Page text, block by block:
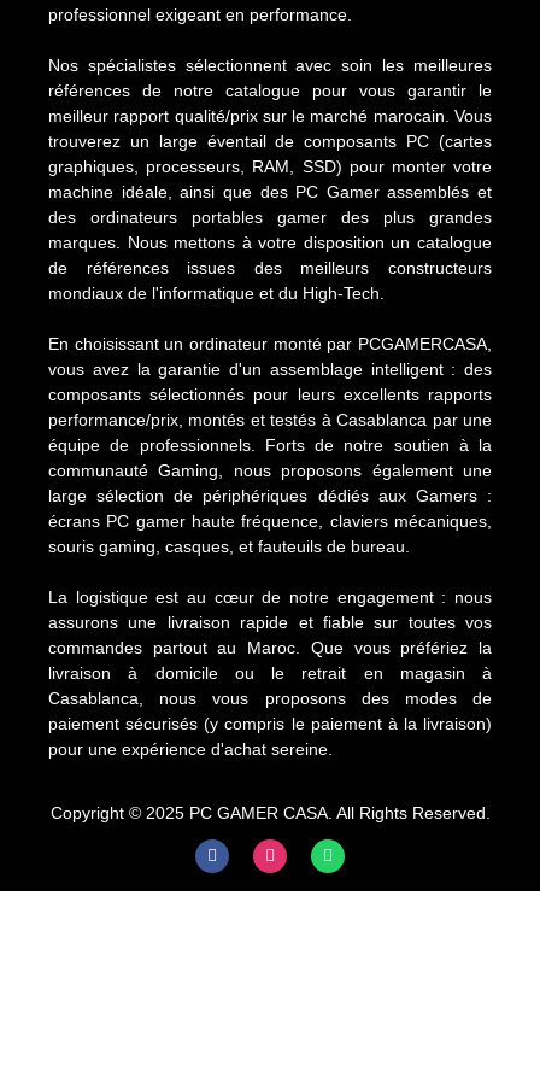
professionnel exigeant en performance.
Nos spécialistes sélectionnent avec soin les meilleures
références de notre catalogue pour vous garantir le
meilleur rapport qualité/prix sur le marché marocain. Vous
trouverez un large éventail de composants PC (cartes
graphiques, processeurs, RAM, SSD) pour monter votre
machine idéale, ainsi que des PC Gamer assemblés et
des ordinateurs portables gamer des plus grandes
marques. Nous mettons à votre disposition un catalogue
de références issues des meilleurs constructeurs
mondiaux de l'informatique et du High-Tech.
En choisissant un ordinateur monté par PCGAMERCASA,
vous avez la garantie d'un assemblage intelligent : des
composants sélectionnés pour leurs excellents rapports
performance/prix, montés et testés à Casablanca par une
équipe de professionnels. Forts de notre soutien à la
communauté Gaming, nous proposons également une
large sélection de périphériques dédiés aux Gamers :
écrans PC gamer haute fréquence, claviers mécaniques,
souris gaming, casques, et fauteuils de bureau.
La logistique est au cœur de notre engagement : nous
assurons une livraison rapide et fiable sur toutes vos
commandes partout au Maroc. Que vous préfériez la
livraison à domicile ou le retrait en magasin à
Casablanca, nous vous proposons des modes de
paiement sécurisés (y compris le paiement à la livraison)
pour une expérience d'achat sereine.
Copyright © 2025 PC GAMER CASA. All Rights Reserved.